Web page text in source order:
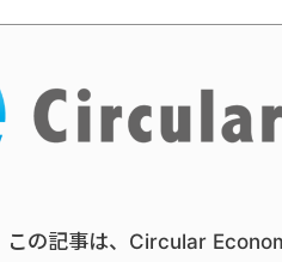
この記事は、Circular